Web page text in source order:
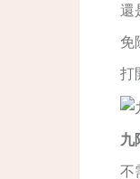
還
免
打
九
不